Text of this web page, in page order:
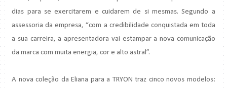
dias para se exercitarem e cuidarem de si mesmas. Segundo a
assessoria da empresa, “com a credibilidade conquistada em toda
a sua carreira, a apresentadora vai estampar a nova comunicação
da marca com muita energia, cor e alto astral”.
A nova coleção da Eliana para a TRYON traz cinco novos modelos: